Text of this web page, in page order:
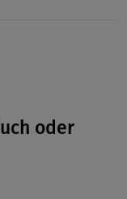
oder